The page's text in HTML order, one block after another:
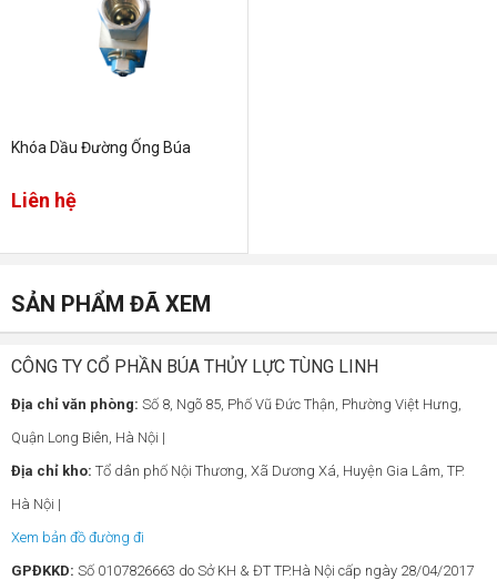
Khóa Dầu Đường Ống Búa
Liên hệ
SẢN PHẨM ĐÃ XEM
CÔNG TY CỔ PHẦN BÚA THỦY LỰC TÙNG LINH
Địa chỉ văn phòng: Số 8, Ngõ 85, Phố Vũ Đức Thận, Phường Việt Hưng,
Quận Long Biên, Hà Nội |
Địa chỉ kho: Tổ dân phố Nội Thương, Xã Dương Xá, Huyện Gia Lâm, TP.
Hà Nội |
Xem bản đồ đường đi
GPĐKKD: Số 0107826663 do Sở KH & ĐT TP.Hà Nội cấp ngày 28/04/2017